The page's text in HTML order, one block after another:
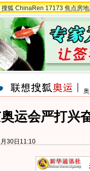
搜狐 ChinaRen 17173 焦点房地
运会严打兴
30日11:10